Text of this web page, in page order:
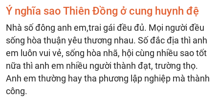
Ý nghĩa sao Thiên Đồng ở cung huynh đệ
Nhà số đông anh em,trai gái đều đủ. Mọi người đều
sống hòa thuận yêu thương nhau. Số đắc địa thì anh
em luôn vui vẻ, sống hòa nhã, hội cùng nhiều sao tốt
nữa thì anh em nhiều người thành đạt, trường thọ.
Anh em thường hay tha phương lập nghiệp mà thành
công.